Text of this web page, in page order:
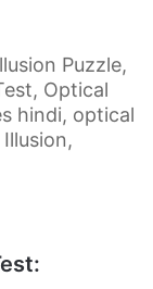
Puzzle,
Optical
hindi, optical